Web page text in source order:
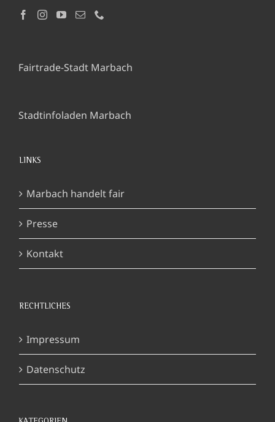
Fairtrade-Stadt Marbach
Stadtinfoladen Marbach
LINKS
Marbach handelt fair
Presse
Kontakt
RECHTLICHES
Impressum
Datenschutz